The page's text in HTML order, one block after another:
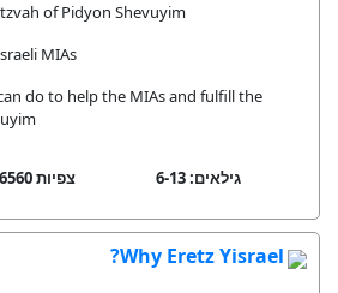
of Pidyon Shevuyim
MIAs
do to help the MIAs and fulfill the
גילאים: 6-13 6560 צפיות
Why Eretz Yisrael?